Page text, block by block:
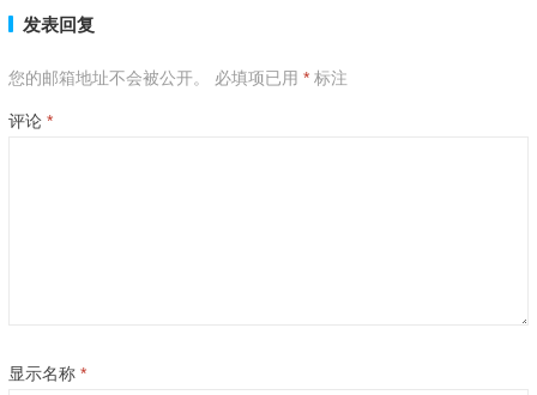
发表回复
您的邮箱地址不会被公开。 必填项已用 *标注
评论 *
显示名称 *